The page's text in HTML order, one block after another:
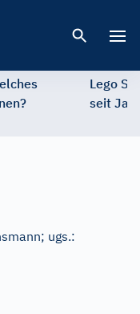
Lego
seit
; ugs.: